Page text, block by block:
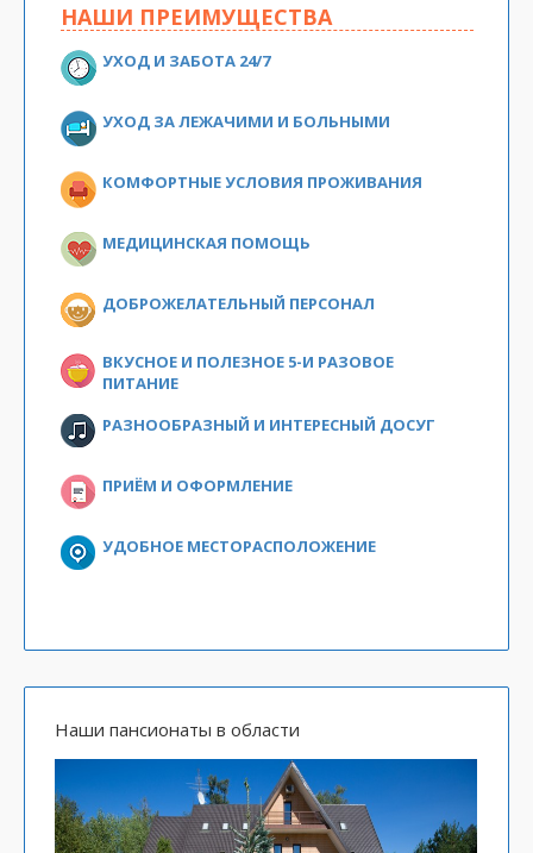
НАШИ ПРЕИМУЩЕСТВА
УХОД И ЗАБОТА 24/7
УХОД ЗА ЛЕЖАЧИМИ И БОЛЬНЫМИ
КОМФОРТНЫЕ УСЛОВИЯ ПРОЖИВАНИЯ
МЕДИЦИНСКАЯ ПОМОЩЬ
ДОБРОЖЕЛАТЕЛЬНЫЙ ПЕРСОНАЛ
ВКУСНОЕ И ПОЛЕЗНОЕ 5-И РАЗОВОЕ
ПИТАНИЕ
РАЗНООБРАЗНЫЙ И ИНТЕРЕСНЫЙ ДОСУГ
ПРИЁМ И ОФОРМЛЕНИЕ
УДОБНОЕ МЕСТОРАСПОЛОЖЕНИЕ
Наши пансионаты в области